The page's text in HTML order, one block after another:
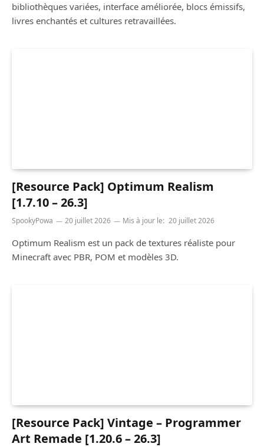
bibliothèques variées, interface améliorée, blocs émissifs,
livres enchantés et cultures retravaillées.
[Resource Pack] Optimum Realism
[1.7.10 – 26.3]
SpookyPowa 20 juillet 2026 Mis à jour le: 20 juillet 2026
Optimum Realism est un pack de textures réaliste pour
Minecraft avec PBR, POM et modèles 3D.
[Resource Pack] Vintage – Programmer
Art Remade [1.20.6 – 26.3]